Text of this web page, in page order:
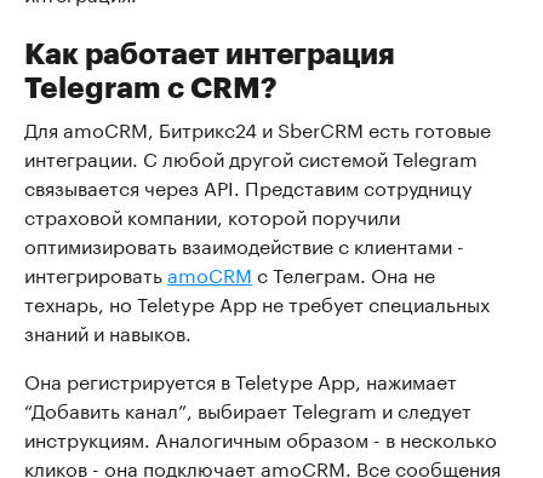
Как работает интеграция
Telegram с CRM?
Для amoCRM, Битрикс24 и SberCRM есть готовые
интеграции. С любой другой системой Telegram
связывается через API. Представим сотрудницу
страховой компании, которой поручили
оптимизировать взаимодействие с клиентами -
интегрироватьamoCRM с Телеграм. Она не
технарь, но Teletype App не требует специальных
знаний и навыков.
Она регистрируется в Teletype App, нажимает
“Добавить канал”, выбирает Telegram и следует
инструкциям. Аналогичным образом - в несколько
кликов - она подключает amoCRM. Все сообщения